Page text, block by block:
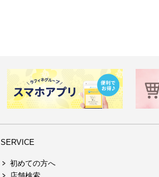
SERVICE
初めての方へ